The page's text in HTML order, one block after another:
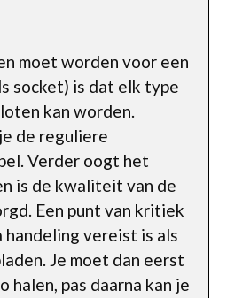
moet worden voor een
socket) is dat elk type
kan worden.
de reguliere
Verder oogt het
is de kwaliteit van de
Een punt van kritiek
handeling vereist is als
Je moet dan eerst
halen, pas daarna kan je